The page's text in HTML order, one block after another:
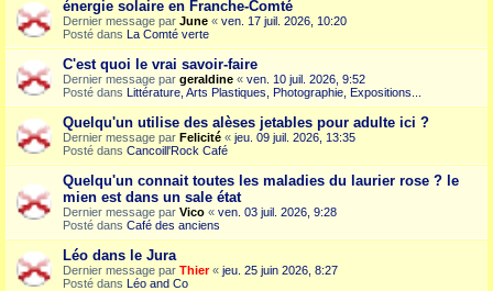
énergie solaire en Franche-Comté
Dernier message par June « ven. 17 juil. 2026, 10:20
Posté dans La Comté verte
C'est quoi le vrai savoir-faire
Dernier message par geraldine « ven. 10 juil. 2026, 9:52
Posté dans Littérature, Arts Plastiques, Photographie, Expositions...
Quelqu'un utilise des alèses jetables pour adulte ici ?
Dernier message par Felicité « jeu. 09 juil. 2026, 13:35
Posté dans Cancoill'Rock Café
Quelqu'un connait toutes les maladies du laurier rose ? le
mien est dans un sale état
Dernier message par Vico « ven. 03 juil. 2026, 9:28
Posté dans Café des anciens
Léo dans le Jura
Dernier message par Thier« jeu. 25 juin 2026, 8:27
Posté dans Léo and Co